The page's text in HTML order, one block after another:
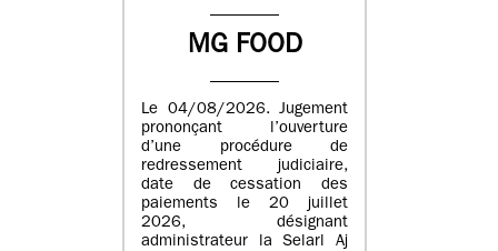
MG FOOD
Le 04/08/2026. Jugement
prononçant l’ouverture
d’une procédure de
redressement judiciaire,
date de cessation des
paiements le 20 juillet
2026, désignant
administrateur la Selarl Aj